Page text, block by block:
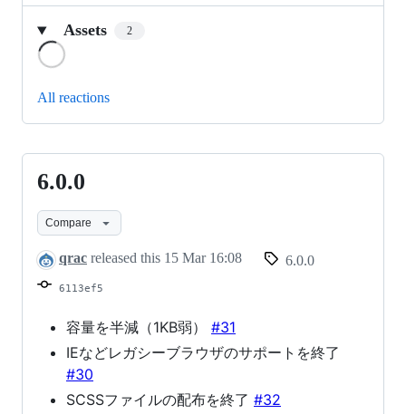
Assets 2
All reactions
6.0.0
6.0.0
Compare
qrac released this 15 Mar 16:08 6.0.0
6113ef5
容量を半減（1KB弱） #31
IEなどレガシーブラウザのサポートを終了
#30
SCSSファイルの配布を終了 #32